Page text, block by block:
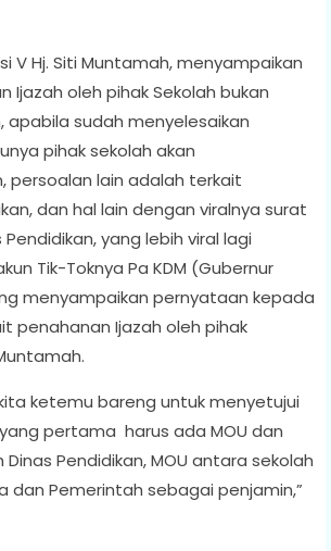
V Hj. Siti Muntamah, menyampaikan
Ijazah oleh pihak Sekolah bukan
apabila sudah menyelesaikan
pihak sekolah akan
persoalan lain adalah terkait
dan hal lain dengan viralnya surat
yang lebih viral lagi
Tik-Toknya Pa KDM (Gubernur
menyampaikan pernyataan kepada
penahanan Ijazah oleh pihak
ketemu bareng untuk menyetujui
pertama harus ada MOU dan
Pendidikan, MOU antara sekolah
dan Pemerintah sebagai penjamin,”